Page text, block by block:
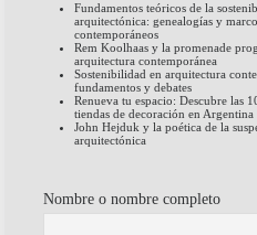
Fundamentos teóricos de la
arquitectónica: genealogías y
contemporáneos
Rem Koolhaas y la promenade
arquitectura contemporánea
Sostenibilidad en arquitectura
fundamentos y debates
Renueva tu espacio: Descubre las
tiendas de decoración en Argentina
John Hejduk y la poética de la
arquitectónica
Nombre o nombre completo